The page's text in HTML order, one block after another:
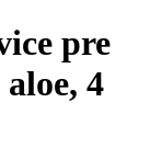
pre
4